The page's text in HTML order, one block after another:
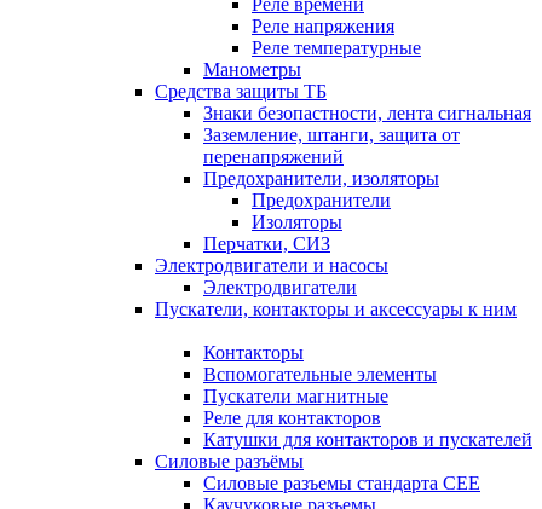
Реле времени
Реле напряжения
Реле температурные
Манометры
Средства защиты ТБ
Знаки безопастности, лента сигнальная
Заземление, штанги, защита от
перенапряжений
Предохранители, изоляторы
Предохранители
Изоляторы
Перчатки, СИЗ
Электродвигатели и насосы
Электродвигатели
Пускатели, контакторы и аксессуары к ним
Контакторы
Вспомогательные элементы
Пускатели магнитные
Реле для контакторов
Катушки для контакторов и пускателей
Силовые разъёмы
Силовые разъемы стандарта СЕЕ
Каучуковые разъемы